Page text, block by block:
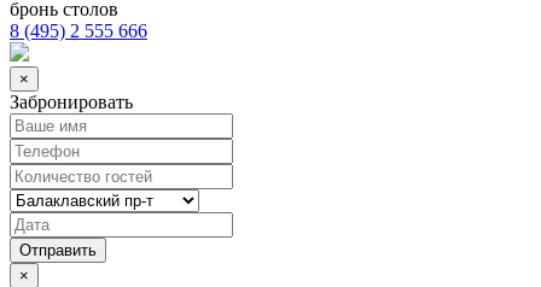
бронь столов
8 (495) 2 555 666
×
Забронировать
×